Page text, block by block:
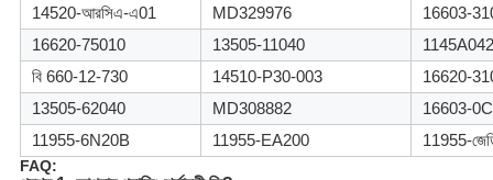
14520-আরসিএ-এ01
MD329976
16603-
16620-75010
13505-11040
1145A042
বি 660-12-730
14510-P30-003
16620-
13505-62040
MD308882
16603-
11955-6N20B
11955-EA200 11955-
FAQ: